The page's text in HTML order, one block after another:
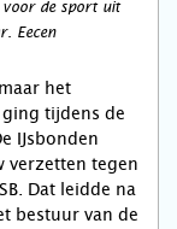
voor de sport uit
Eecen
het
tijdens de
IJsbonden
verzetten tegen
Dat leidde na
bestuur van de